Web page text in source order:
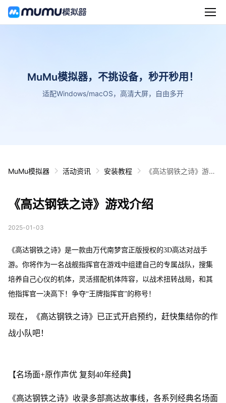
MuMu模拟器，不挑设备，秒开秒用！
适配Windows/macOS，高清大屏，自由多开
MuMu模拟器 活动资讯 安装教程
《高达钢铁之诗》游戏
《高达钢铁之诗》游戏介绍
2025-01-03
《高达钢铁之诗》是一款由万代南梦宫正版授权的3D高达对战手
游。你将作为一名战舰指挥官在游戏中组建自己的专属战队，搜集
培养自己心仪的机体，灵活搭配机体阵容，以战术扭转战局，和其
他指挥官一决高下！争夺“王牌指挥官”的称号！
现在，《高达钢铁之诗》已正式开启预约，赶快集结你的作
战小队吧！
【名场面+原作声优 复刻40年经典】
《高达钢铁之诗》收录多部高达故事线，各系列经典名场面